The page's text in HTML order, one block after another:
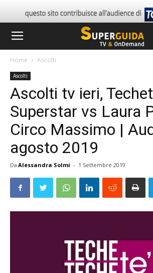
Home Ascolti
Ascolti
Ascolti tv ieri,
Superstar vs Laura
Circo Massimo |
agosto 2019
Da Alessandra Solmi - 1 Settembre 2019